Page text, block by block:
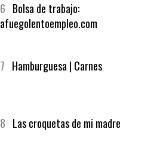
6 Bolsa de trabajo:
afuegolentoempleo.com
7 Hamburguesa | Carnes
8 Las croquetas de mi madre